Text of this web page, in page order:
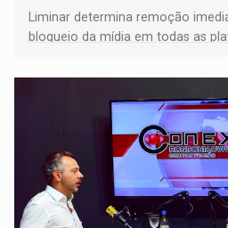
Liminar determina remoção
bloqueio da mídia em todas as